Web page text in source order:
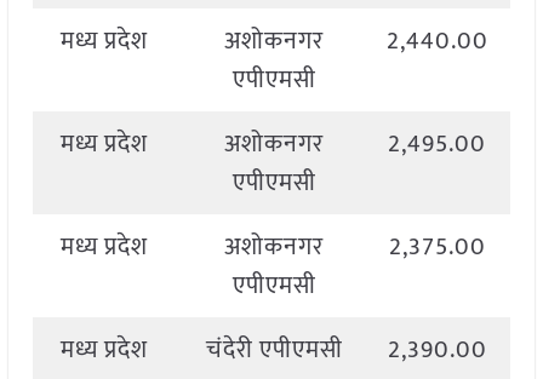
मध्य प्रदेश
अशोकनगर
एपीएमसी
2,440.00
मध्य प्रदेश
अशोकनगर
एपीएमसी
2,495.00
मध्य प्रदेश
अशोकनगर
एपीएमसी
2,375.00
मध्य प्रदेश चंदेरी एपीएमसी 2,390.00